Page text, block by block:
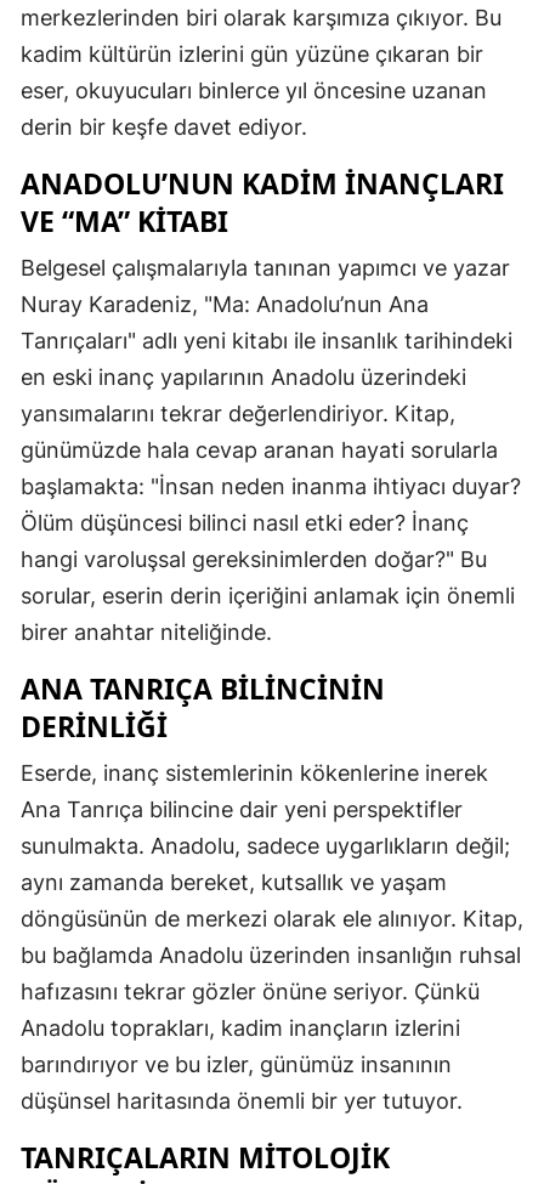
merkezlerinden biri olarak karşımıza çıkıyor. Bu
kadim kültürün izlerini gün yüzüne çıkaran bir
eser, okuyucuları binlerce yıl öncesine uzanan
derin bir keşfe davet ediyor.
ANADOLU’NUN KADIM İNANÇLARI
VE “MA” KITABI
Belgesel çalışmalarıyla tanınan yapımcı ve yazar
Nuray Karadeniz, "Ma: Anadolu’nun Ana
Tanrıçaları" adlı yeni kitabı ile insanlık tarihindeki
en eski inanç yapılarının Anadolu üzerindeki
yansımalarını tekrar değerlendiriyor. Kitap,
günümüzde hala cevap aranan hayati sorularla
başlamakta: "İnsan neden inanma ihtiyacı duyar?
Ölüm düşüncesi bilinci nasıl etki eder? İnanç
hangi varoluşsal gereksinimlerden doğar?" Bu
sorular, eserin derin içeriğini anlamak için önemli
birer anahtar niteliğinde.
ANA TANRIÇA BILINCININ
DERINLIĞI
Eserde, inanç sistemlerinin kökenlerine inerek
Ana Tanrıça bilincine dair yeni perspektifler
sunulmakta. Anadolu, sadece uygarlıkların değil;
aynı zamanda bereket, kutsallık ve yaşam
döngüsünün de merkezi olarak ele alınıyor. Kitap,
bu bağlamda Anadolu üzerinden insanlığın ruhsal
hafızasını tekrar gözler önüne seriyor. Çünkü
Anadolu toprakları, kadim inançların izlerini
barındırıyor ve bu izler, günümüz insanının
düşünsel haritasında önemli bir yer tutuyor.
TANRIÇALARIN MITOLOJIK